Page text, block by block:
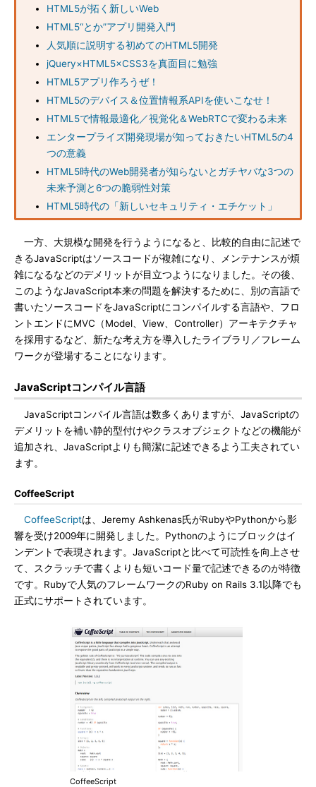
HTML5が拓く新しいWeb
HTML5“とか”アプリ開発入門
人気順に説明する初めてのHTML5開発
jQuery×HTML5×CSS3を真面目に勉強
HTML5アプリ作ろうぜ！
HTML5のデバイス＆位置情報系APIを使いこなせ！
HTML5で情報最適化／視覚化＆WebRTCで変わる未来
エンタープライズ開発現場が知っておきたいHTML5の4
つの意義
HTML5時代のWeb開発者が知らないとガチヤバな3つの
未来予測と6つの脆弱性対策
HTML5時代の「新しいセキュリティ・エチケット」
一方、大規模な開発を行うようになると、比較的自由に記述で
きるJavaScriptはソースコードが複雑になり、メンテナンスが煩
雑になるなどのデメリットが目立つようになりました。その後、
このようなJavaScript本来の問題を解決するために、別の言語で
書いたソースコードをJavaScriptにコンパイルする言語や、フロ
ントエンドにMVC（Model、View、Controller）アーキテクチャ
を採用するなど、新たな考え方を導入したライブラリ／フレーム
ワークが登場することになります。
JavaScriptコンパイル言語
JavaScriptコンパイル言語は数多くありますが、JavaScriptの
デメリットを補い静的型付けやクラスオブジェクトなどの機能が
追加され、JavaScriptよりも簡潔に記述できるよう工夫されてい
ます。
CoffeeScript
CoffeeScriptは、Jeremy Ashkenas氏がRubyやPythonから影
響を受け2009年に開発しました。Pythonのようにブロックはイ
ンデントで表現されます。JavaScriptと比べて可読性を向上させ
て、スクラッチで書くよりも短いコード量で記述できるのが特徴
です。Rubyで人気のフレームワークのRuby on Rails 3.1以降でも
正式にサポートされています。
CoffeeScript